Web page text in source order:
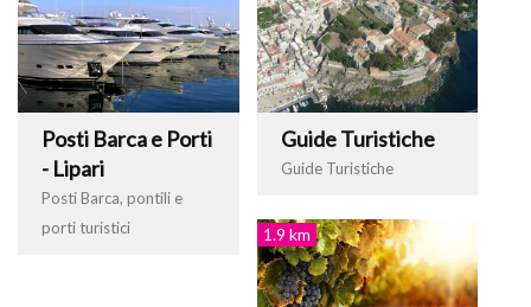
Posti Barca e Porti
- Lipari
Posti Barca, pontili e
porti turistici
Guide Turistiche
Guide Turistiche
1.9 km